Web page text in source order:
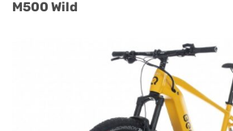
M500 Wild